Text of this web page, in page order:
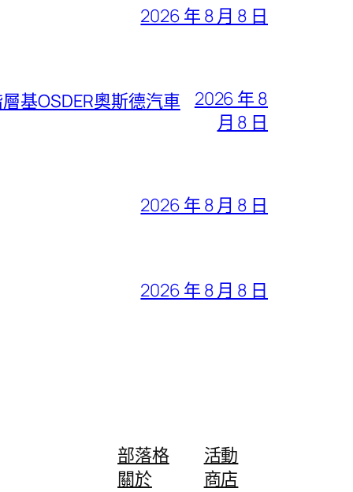
2026 年 8 月 8 日
基OSDER奧斯德汽車
2026 年 8
月 8 日
2026 年 8 月 8 日
2026 年 8 月 8 日
部落格
關於
活動
商店